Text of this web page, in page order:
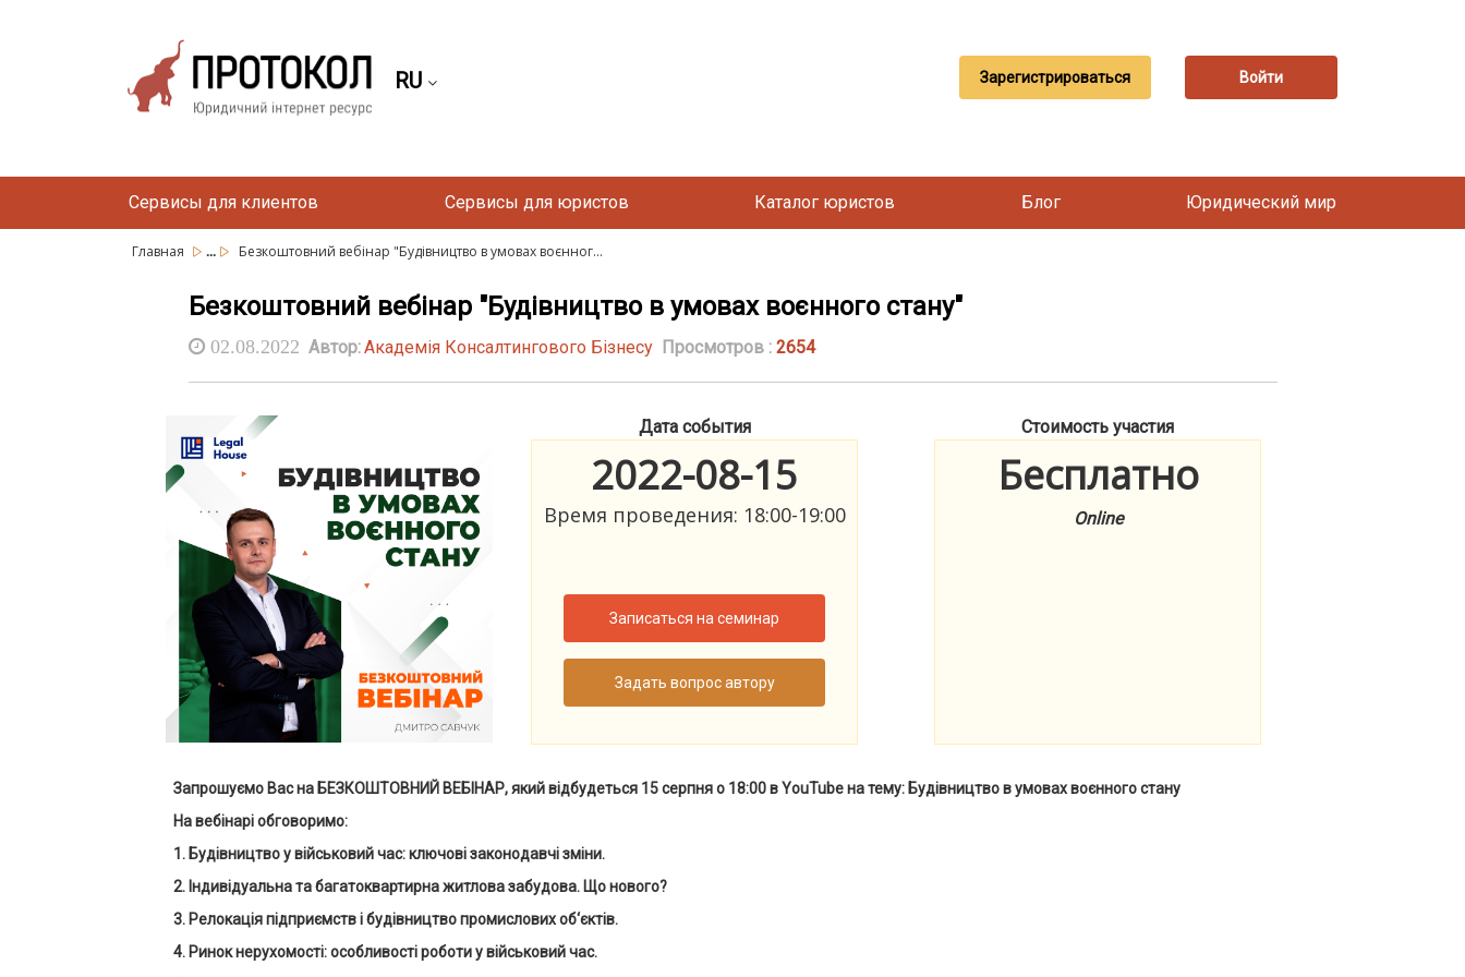
RU Зарегистрироваться Войти
Сервисы для клиентов Сервисы для юристов Каталог юристов Блог Юридический мир
Главная ... Безкоштовний вебінар "Будівництво в умовах воєнног...
Безкоштовний вебінар "Будівництво в умовах воєнного стану"
02.08.2022 Автор:Академія Консалтингового Бізнесу Просмотров : 2654
Дата события
2022-08-15
Время проведения: 18:00-19:00
Записаться на семинар
Задать вопрос автору
Стоимость участия
Бесплатно
Online
Запрошуємо Вас на БЕЗКОШТОВНИЙ ВЕБІНАР, який відбудеться 15 серпня о 18:00 в YouTube на тему: Будівництво в умовах воєнного стану
На вебінарі обговоримо:
1. Будівництво у військовий час: ключові законодавчі зміни.
2. Індивідуальна та багатоквартирна житлова забудова. Що нового?
3. Релокація підприємств і будівництво промислових об‘єктів.
4. Ринок нерухомості: особливості роботи у військовий час.